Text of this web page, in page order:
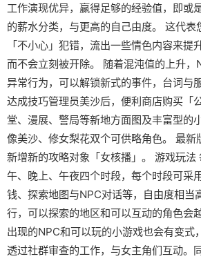
工作演现优异，赢得足够的经验值，即或
的薪水分类，与更高的自己由度。 这代表
「不小心」犯错，流出一些情色内容来提
而不会立刻被开除。 随着混沌值的上升，
异常行为，可以解锁新式的事件，台词与
达成技巧管理员美沙后，便利商店购买「
堂、漫展、警局等新地方面图及丰富型的
像美沙、修女梨花双个可供略角色。 最新
新增新的攻略对象「女核播」。 游戏玩法
午、晚上、午夜四个时段，每个时段可采
钱、探索地图与NPC对话等，自由度相当
行，可以探索的地区和可以互动的角色会
出现的NPC和可以玩的小游戏也会有变式
透过社群审查的工作，与女主角们互动。